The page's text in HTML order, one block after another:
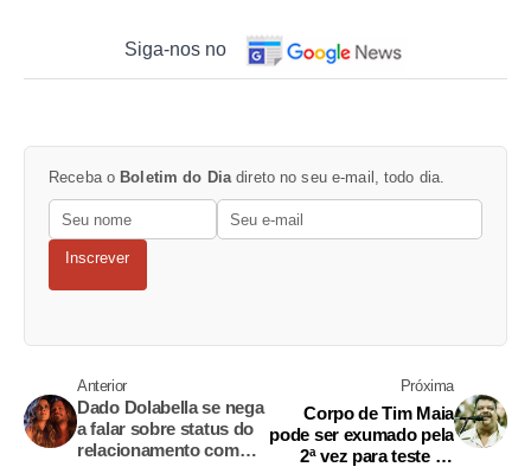
Siga-nos no
Receba o Boletim do Dia direto no seu e-mail, todo dia.
Inscrever
Anterior
Dado Dolabella se nega
a falar sobre status do
relacionamento com
Próxima
Corpo de Tim Maia
pode ser exumado pela
2ª vez para teste de